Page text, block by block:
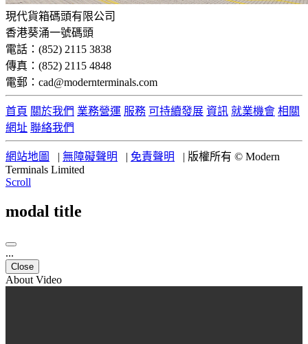
現代貨箱碼頭有限公司
香港葵涌一號碼頭
電話：(852) 2115 3838
傳真：(852) 2115 4848
電郵：cad@modernterminals.com
首頁 關於我們 業務營運 服務 可持續發展 資訊 就業機會 相關
網址 聯絡我們
網站地圖 | 無障礙聲明 | 免責聲明 | 版權所有 © Modern
Terminals Limited
Scroll
modal title
...
Close
About Video